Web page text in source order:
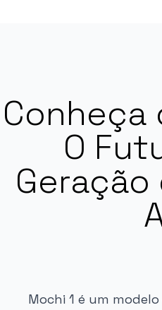
Conheça
O
Mochi 1 é um